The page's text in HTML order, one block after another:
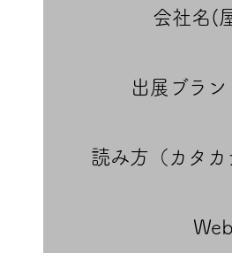
会社名(
出展ブラン
読み方（カタカ